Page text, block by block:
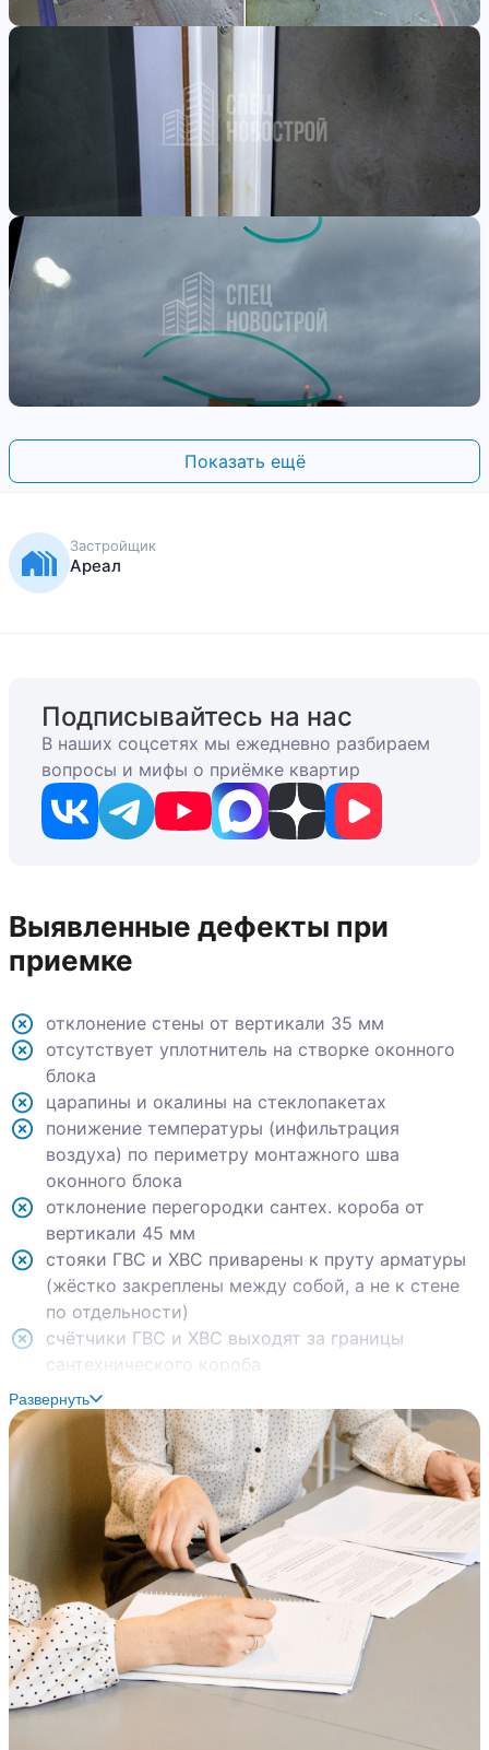
Показать ещё
Застройщик
Ареал
Подписывайтесь на нас
В наших соцсетях мы ежедневно разбираем
вопросы и мифы о приёмке квартир
Выявленные дефекты при
приемке
отклонение стены от вертикали 35 мм
отсутствует уплотнитель на створке оконного
блока
царапины и окалины на стеклопакетах
понижение температуры (инфильтрация
воздуха) по периметру монтажного шва
оконного блока
отклонение перегородки сантех. короба от
вертикали 45 мм
стояки ГВС и ХВС приварены к пруту арматуры
(жёстко закреплены между собой, а не к стене
по отдельности)
счётчики ГВС и ХВС выходят за границы
сантехнического короба
не удалены опорные колодки из монтажного шва
витражного остекления
отсутствует водоотлив на оконный блок
частично отсутствует заполнение
деформационного шва межквартирной
перегородки
отсутствуют торцевые заглушки на подоконную
доску
царапины на сендвич-панели балконной двери
отсутствуют декоративные накладки на петли
балконной двери
отсутствуют фильтры грубой очистки воды на
счётчики ГВС/ХВС
Развернуть